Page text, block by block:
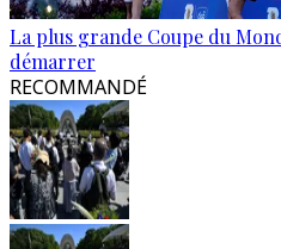
La plus grande Coupe du
démarrer
RECOMMANDÉ